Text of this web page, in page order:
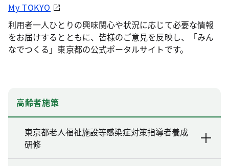
My TOKYO
利用者一人ひとりの興味関心や状況に応じて必要な情報
をお届けするとともに、皆様のご意見を反映し、「みん
なでつくる」東京都の公式ポータルサイトです。
高齢者施策
東京都老人福祉施設等感染症対策指導者養成
研修